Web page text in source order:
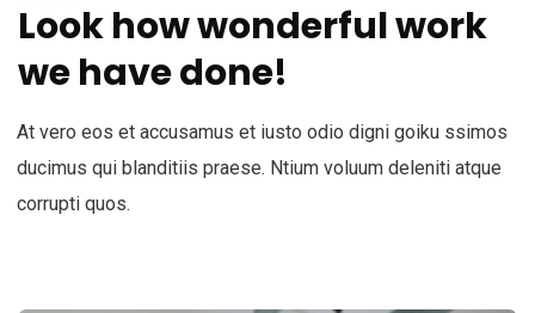
Look how wonderful work
we have done!
At vero eos et accusamus et iusto odio digni goiku ssimos
ducimus qui blanditiis praese. Ntium voluum deleniti atque
corrupti quos.